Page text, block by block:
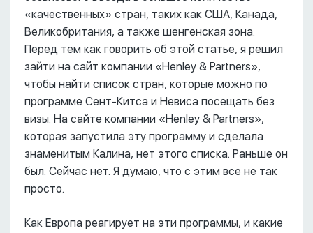
«качественных» стран, таких как США, Канада,
Великобритания, а также шенгенская зона.
Перед тем как говорить об этой статье, я решил
зайти на сайт компании «Henley & Partners»,
чтобы найти список стран, которые можно по
программе Сент-Китса и Невиса посещать без
визы. На сайте компании «Henley & Partners»,
которая запустила эту программу и сделала
знаменитым Калина, нет этого списка. Раньше он
был. Сейчас нет. Я думаю, что с этим все не так
просто.
Как Европа реагирует на эти программы, и какие